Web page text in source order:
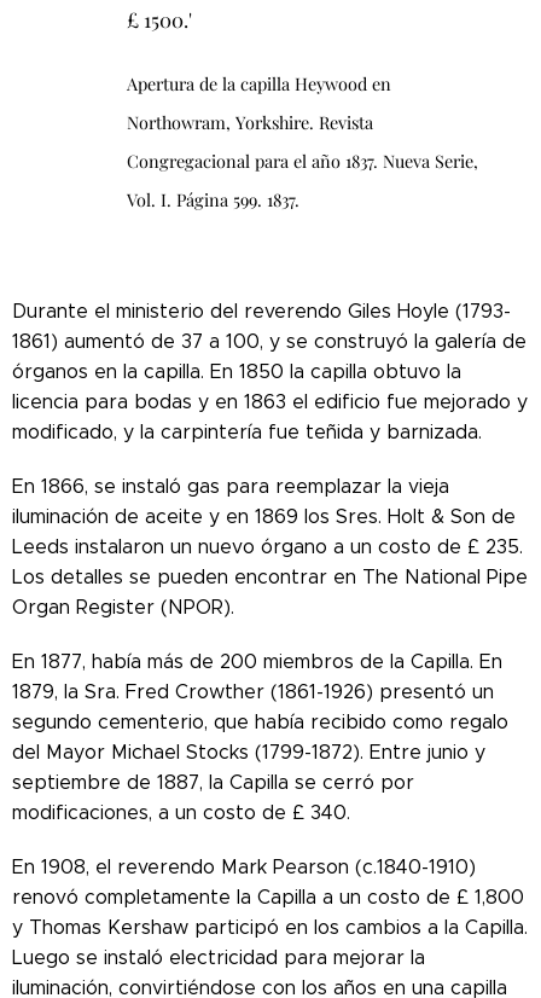
£ 1500.'
Apertura de la capilla Heywood en
Northowram, Yorkshire. Revista
Congregacional para el año 1837. Nueva Serie,
Vol. I. Página 599. 1837.
Durante el ministerio del reverendo Giles Hoyle (1793-
1861) aumentó de 37 a 100, y se construyó la galería de
órganos en la capilla. En 1850 la capilla obtuvo la
licencia para bodas y en 1863 el edificio fue mejorado y
modificado, y la carpintería fue teñida y barnizada.
En 1866, se instaló gas para reemplazar la vieja
iluminación de aceite y en 1869 los Sres. Holt & Son de
Leeds instalaron un nuevo órgano a un costo de £ 235.
Los detalles se pueden encontrar en The National Pipe
Organ Register (NPOR).
En 1877, había más de 200 miembros de la Capilla. En
1879, la Sra. Fred Crowther (1861-1926) presentó un
segundo cementerio, que había recibido como regalo
del Mayor Michael Stocks (1799-1872). Entre junio y
septiembre de 1887, la Capilla se cerró por
modificaciones, a un costo de £ 340.
En 1908, el reverendo Mark Pearson (c.1840-1910)
renovó completamente la Capilla a un costo de £ 1,800
y Thomas Kershaw participó en los cambios a la Capilla.
Luego se instaló electricidad para mejorar la
iluminación, convirtiéndose con los años en una capilla